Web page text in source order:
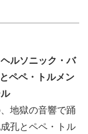
ルソニック・バ
ペペ・トルメン
地獄の音響で踊
孔とペペ・トル